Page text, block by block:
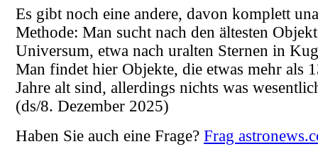
Es gibt noch eine andere, davon komplett
Methode: Man sucht nach den ältesten
Universum, etwa nach uralten Sternen in
Man findet hier Objekte, die etwas mehr als
Jahre alt sind, allerdings nichts was
(ds/8. Dezember 2025)
Haben Sie auch eine Frage? Frag